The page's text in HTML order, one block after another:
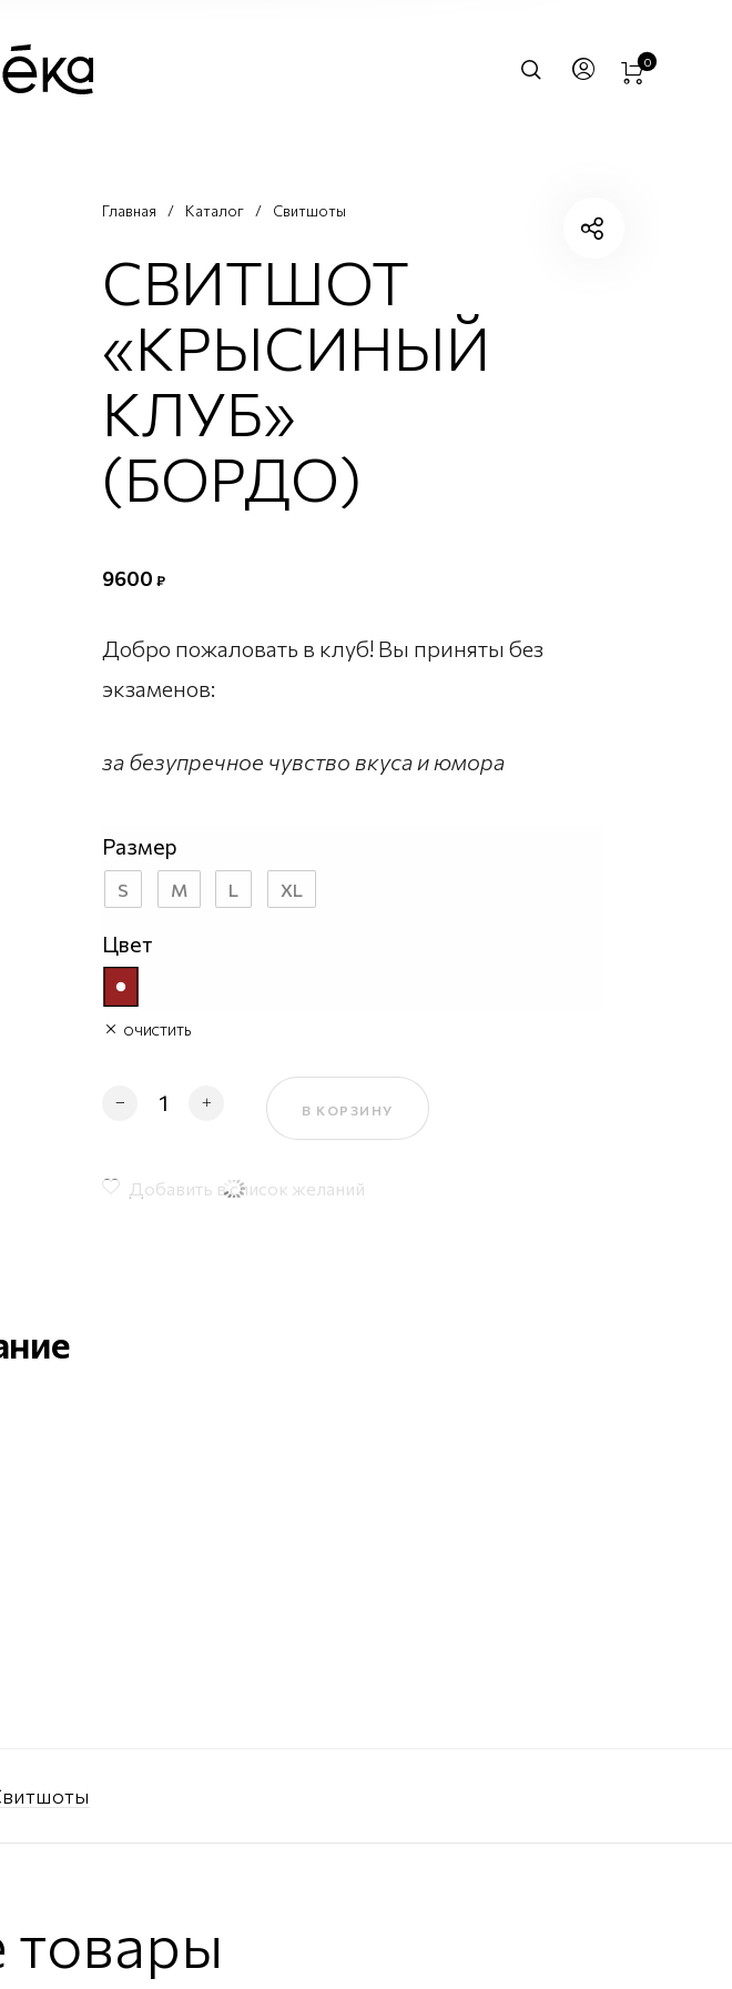
0
Главная / Каталог / Свитшоты
СВИТШОТ
«КРЫСИНЫЙ
КЛУБ»
(БОРДО)
9600 ₽
Добро пожаловать в клуб! Вы приняты без
экзаменов:
за безупречное чувство вкуса и юмора
Размер
S M L XL
Цвет
ОЧИСТИТЬ
Количество товара Свитшот «Крысиный клуб» (бордо)
В КОРЗИНУ
Добавить в список желаний